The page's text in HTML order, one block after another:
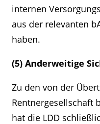
internen
aus der relevanten
haben.
(5) Anderweitige
Zu den von der
Rentnergesellschaft
hat die LDD